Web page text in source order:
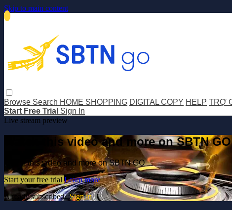
Skip to main content
Browse Search HOME SHOPPING DIGITAL COPY HELP TRỢ
Start Free Trial Sign In
Live stream preview
Watch this video and more on SBTN GO
Watch this video and more on SBTN GO
Start your free trial Learn more
Already subscribed?Sign in